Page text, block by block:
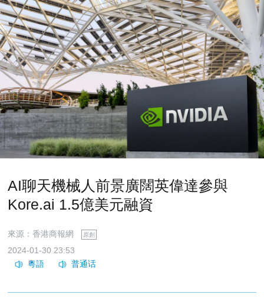
AI聊天機械人前景廣闊英偉達參與
Kore.ai 1.5億美元融資
來源：香港商報網 原創
2024-01-30 23:53